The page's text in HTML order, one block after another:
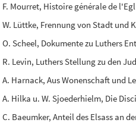
F. Mourret, Histoire générale de
W. Lüttke, Frennung von Stadt und
O. Scheel, Dokumente zu Luthers
R. Levin, Luthers Stellung zu den
A. Harnack, Aus Wonenschaft und
A. Hilka u. W. Sjoederhielm, Die
C. Baeumker, Anteil des Elsass an